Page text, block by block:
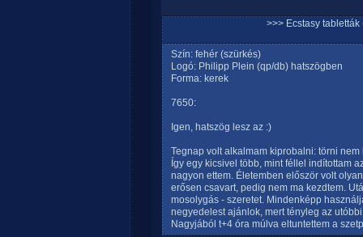
>>> Ecstasy tabletták
Szín: fehér (szürkés)
Logó: Philipp Plein (qp/db) hatszögben
Forma: kerek
7650:
Igen, hatszög lesz az :)
Tegnap volt alkalmam kiprobalni: törni
Így egy kicsivel több, mint féllel indítottam
nagyon ettem. Életemben először volt
erősen csavart, pedig nem ma kezdtem.
mosolygás - szeretet. Mindenképp
negyedelest ajánlok, mert tényleg az
Nagyjából t+4 óra múlva eltuntettem a